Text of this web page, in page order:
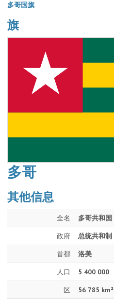
多哥国旗
旗
多哥
其他信息
全名 多哥共和国
政府 总统共和制
首都 洛美
人口 5 400 000
区 56 785 km²